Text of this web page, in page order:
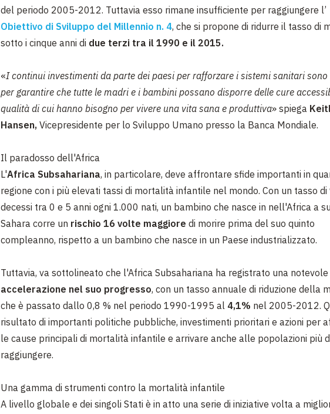
del periodo 2005-2012. Tuttavia esso rimane insufficiente per raggiungere l’
Obiettivo di Sviluppo del Millennio n. 4, che si propone di ridurre il tasso di
sotto i cinque anni di due terzi tra il 1990 e il 2015.
«I continui investimenti da parte dei paesi per rafforzare i sistemi sanitari sono
per garantire che tutte le madri e i bambini possano disporre delle cure
qualità di cui hanno bisogno per vivere una vita sana e produttiva» spiega
Hansen, Vicepresidente per lo Sviluppo Umano presso la Banca Mondiale.
Il paradosso dell'Africa
L'Africa Subsahariana, in particolare, deve affrontare sfide importanti in
regione con i più elevati tassi di mortalità infantile nel mondo. Con un tasso di
decessi tra 0 e 5 anni ogni 1.000 nati, un bambino che nasce in nell'Africa a
Sahara corre un rischio 16 volte maggiore di morire prima del suo quinto
compleanno, rispetto a un bambino che nasce in un Paese industrializzato.
Tuttavia, va sottolineato che l'Africa Subsahariana ha registrato una notevole
accelerazione nel suo progresso, con un tasso annuale di riduzione della
che è passato dallo 0,8 % nel periodo 1990-1995 al 4,1% nel 2005-2012.
risultato di importanti politiche pubbliche, investimenti prioritari e azioni per
le cause principali di mortalità infantile e arrivare anche alle popolazioni più
raggiungere.
Una gamma di strumenti contro la mortalità infantile
A livello globale e dei singoli Stati è in atto una serie di iniziative volta a